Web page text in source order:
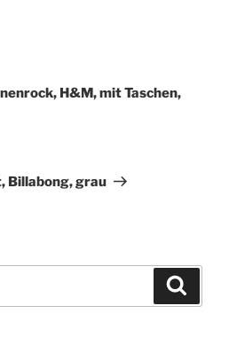
H&M, mit Taschen,
Billabong, grau